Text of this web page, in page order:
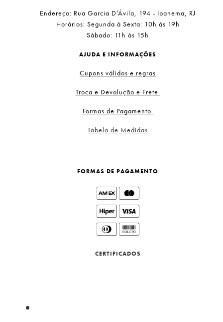
Endereço: Rua Garcia D’Ávila, 194 - Ipanema, RJ
Horários: Segunda à Sexta: 10h às 19h
Sábado: 11h às 15h
AJUDA E INFORMAÇÕES
Cupons válidos e regras
Troca e Devolução e Frete
Formas de Pagamento
Tabela de Medidas
FORMAS DE PAGAMENTO
CERTIFICADOS